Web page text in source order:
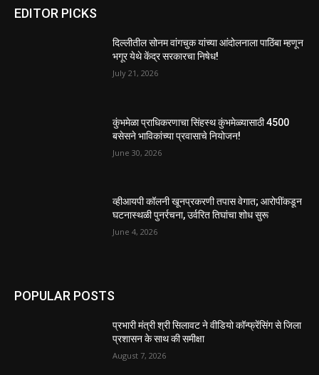
EDITOR PICKS
दिल्लीतील सोनम वांगचुक यांच्या आंदोलनाला पाठिंबा म्हणून
भगूर येथे केंद्र सरकारचा निषेध!
July 21, 2026
कुंभमेळा प्राधिकरणाचा सिंहस्थ कुंभमेळ्यासाठी 4500
बसेसने भाविकांच्या प्रवासाचे नियोजन!
June 30, 2026
व्हीआयपी कॉलनी खूनप्रकरणी तपास वेगात; आरोपींकडून
घटनास्थळी पुनर्रचना, उर्वरित तिघांचा शोध सुरू
June 4, 2026
POPULAR POSTS
प्रभारी मंत्री श्री सिलावट ने वीडियो कॉन्फ्रेंसिंग से जिला
प्रशासन के साथ की समीक्षा
August 7, 2026